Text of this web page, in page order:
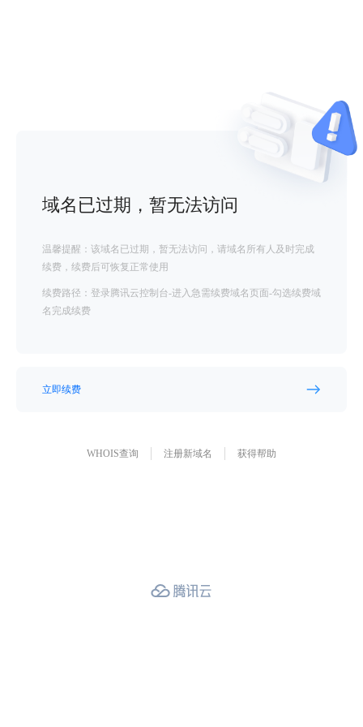
域名已过期，暂无法访问
温馨提醒：该域名已过期，暂无法访问，请域名所有人及时完成
续费，续费后可恢复正常使用
续费路径：登录腾讯云控制台-进入急需续费域名页面-勾选续费域
名完成续费
立即续费
WHOIS查询 注册新域名 获得帮助